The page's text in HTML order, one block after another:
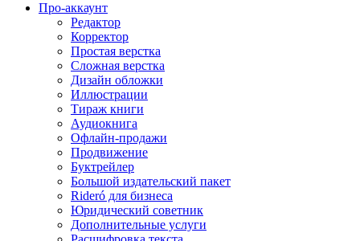
Про-аккаунт
Редактор
Корректор
Простая верстка
Сложная верстка
Дизайн обложки
Иллюстрации
Тираж книги
Аудиокнига
Офлайн-продажи
Продвижение
Буктрейлер
Большой издательский пакет
Rideró для бизнеса
Юридический советник
Дополнительные услуги